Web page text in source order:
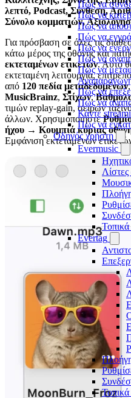
Πώς να
Πώς να
Πώς να
Πώς να
Πώς να
Πώς να
Πώς να
Πώς να
Πώς να
Κάντε
Πώς να
Οδηγός χρήστη
Evermusic
Evertag
λεπτό, Podcast, Σύνθεση,
Σύνολο κομματιών,
Για πρόσβαση σε όλες τις
κάτω μέρος της οθόνης και
εκτεταμένων ετικετών. Αυτό
εκτεταμένη λειτουργία,
από 120 πεδία μεταδεδομένων
MusicBrainz, Στίχων,
τιμών replay-gain, σειρών
άλλων. Χρησιμοποιήστε
ήχου → Κουμπιά κύριας
Εμφάνιση εκτεταμένων